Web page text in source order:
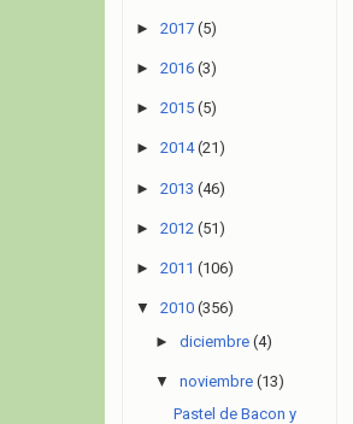
► 2017 (5)
► 2016 (3)
► 2015 (5)
► 2014 (21)
► 2013 (46)
► 2012 (51)
► 2011 (106)
▼ 2010 (356)
► diciembre (4)
▼ noviembre (13)
Pastel de Bacon y